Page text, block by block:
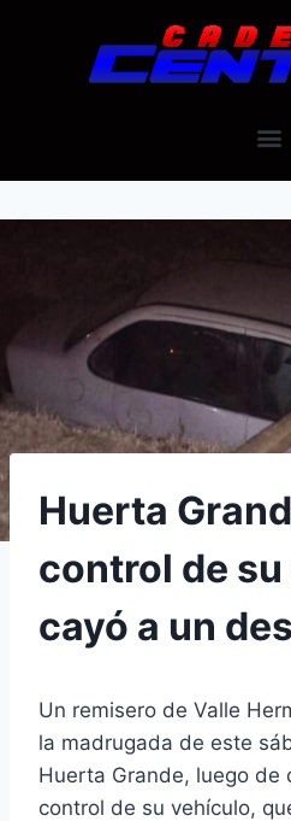
Huerta
control de
cayó a un
Un remisero de Valle
la madrugada de este
Huerta Grande, luego de
control de su vehículo,